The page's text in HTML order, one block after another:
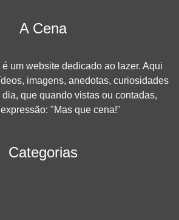
A Cena
um website dedicado ao lazer. Aqui
imagens, anedotas, curiosidades
que quando vistas ou contadas,
"Mas que cena!"
Categorias